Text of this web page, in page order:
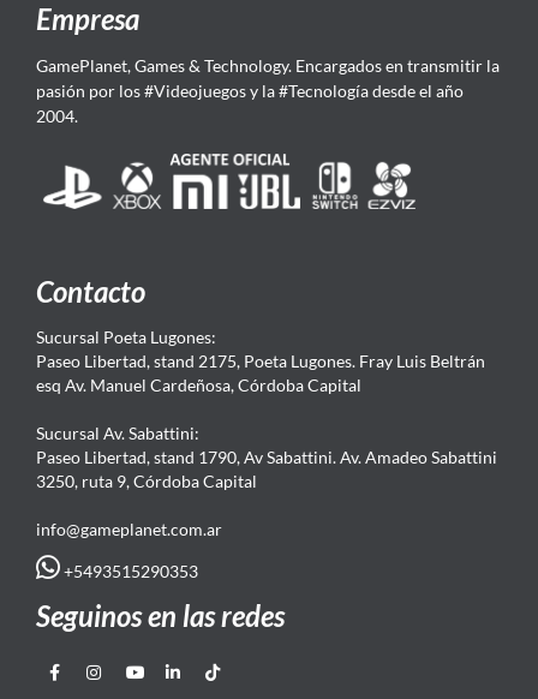
Empresa
GamePlanet, Games & Technology. Encargados en transmitir la
pasión por los #Videojuegos y la #Tecnología desde el año
2004.
Contacto
Sucursal Poeta Lugones:
Paseo Libertad, stand 2175, Poeta Lugones. Fray Luis Beltrán
esq Av. Manuel Cardeñosa, Córdoba Capital
Sucursal Av. Sabattini:
Paseo Libertad, stand 1790, Av Sabattini. Av. Amadeo Sabattini
3250, ruta 9, Córdoba Capital
info@gameplanet.com.ar
+5493515290353
Seguinos en las redes